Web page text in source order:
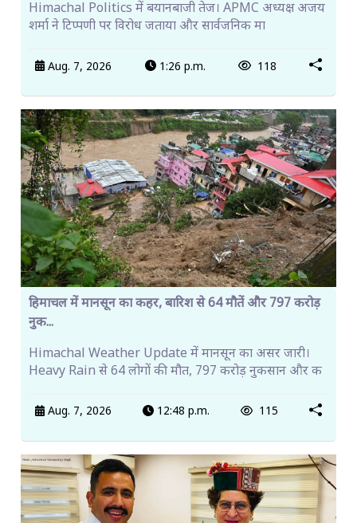
Himachal Politics में बयानबाजी तेज। APMC अध्यक्ष अजय
शर्मा ने टिप्पणी पर विरोध जताया और सार्वजनिक मा
Aug. 7, 2026 1:26 p.m. 118
हिमाचल में मानसून का कहर, बारिश से 64 मौतें और 797 करोड़
नुक...
Himachal Weather Update में मानसून का असर जारी।
Heavy Rain से 64 लोगों की मौत, 797 करोड़ नुकसान और क
Aug. 7, 2026 12:48 p.m. 115